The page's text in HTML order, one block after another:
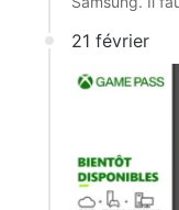
21 février